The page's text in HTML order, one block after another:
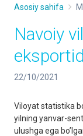
Asosiy sahifa
Navoiy
22/10/2021
Viloyat statistika
yilning yanvar-
ulushga ega